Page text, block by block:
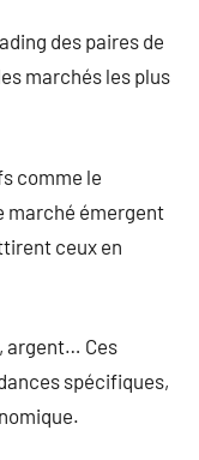
des paires de
marchés les plus
comme le
marché émergent
ceux en
argent… Ces
spécifiques,